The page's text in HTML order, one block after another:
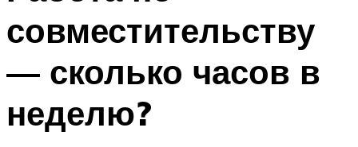
совместительству
— сколько часов в
неделю?